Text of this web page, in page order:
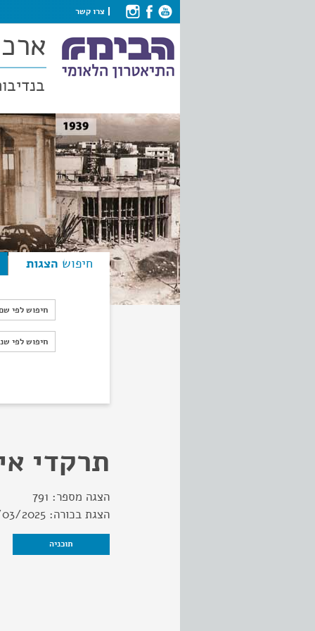
צרו קשר
חיפוש הצגות
חיפוש לפי
חיפוש לפי
חיפוש לפי
תרקדי
הצגה מספר: 791
הצגת בכורה: 2025
תוכניה